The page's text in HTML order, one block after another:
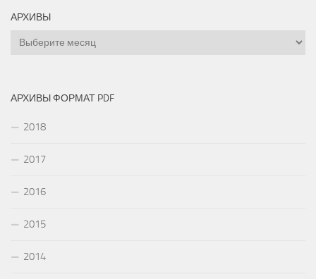
АРХИВЫ
Архивы
АРХИВЫ ФОРМАТ PDF
2018
2017
2016
2015
2014